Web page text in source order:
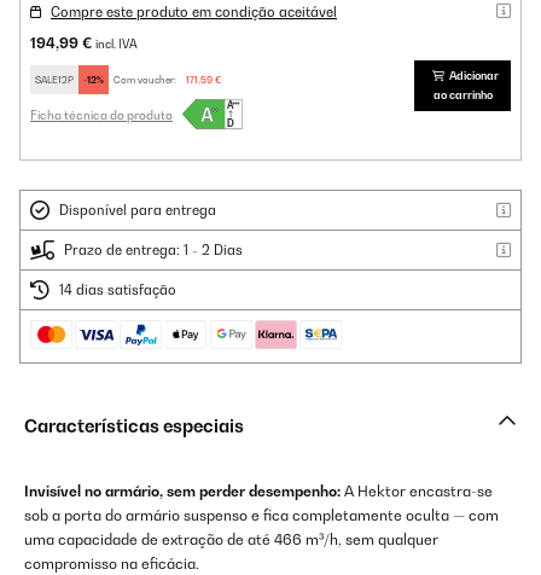
Compre este produto em condição aceitável
194,99 € incl. IVA
SALE12P -12% Com voucher: 171,59 €
Ficha técnica do produto
Adicionar
ao carrinho
Disponível para entrega
Prazo de entrega: 1 - 2 Dias
14 dias satisfação
Características especiais
Invisível no armário, sem perder desempenho: A Hektor encastra-se
sob a porta do armário suspenso e fica completamente oculta — com
uma capacidade de extração de até 466 m³/h, sem qualquer
compromisso na eficácia.